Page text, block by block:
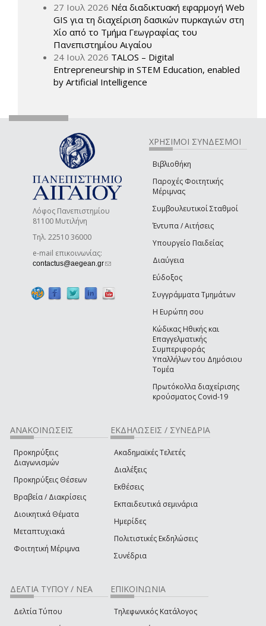
27 Ιουλ 2026 Νέα διαδικτυακή εφαρμογή Web
GIS για τη διαχείριση δασικών πυρκαγιών στη
Χίο από το Τμήμα Γεωγραφίας του
Πανεπιστημίου Αιγαίου
24 Ιουλ 2026 TALOS – Digital
Entrepreneurship in STEM Education, enabled
by Artificial Intelligence
Λόφος Πανεπιστημίου
81100 Μυτιλήνη
Τηλ. 22510 36000
e-mail επικοινωνίας:
contactus@aegean.gr(link sends e-mail)
ΧΡΗΣΙΜΟΙ ΣΥΝΔΕΣΜΟΙ
Βιβλιοθήκη
Παροχές Φοιτητικής
Μέριμνας
Συμβουλευτικοί Σταθμοί
Έντυπα / Αιτήσεις
Υπουργείο Παιδείας
Διαύγεια
Εύδοξος
Συγγράμματα Τμημάτων
Η Ευρώπη σου
Κώδικας Ηθικής και
Επαγγελματικής
Συμπεριφοράς
Υπαλλήλων του Δημόσιου
Τομέα
Πρωτόκολλα διαχείρισης
κρούσματος Covid-19
ΑΝΑΚΟΙΝΩΣΕΙΣ
Προκηρύξεις
Διαγωνισμών
Προκηρύξεις Θέσεων
Βραβεία / Διακρίσεις
Διοικητικά Θέματα
Μεταπτυχιακά
Φοιτητική Μέριμνα
ΕΚΔΗΛΩΣΕΙΣ / ΣΥΝΕΔΡΙΑ
Ακαδημαϊκές Τελετές
Διαλέξεις
Εκθέσεις
Εκπαιδευτικά σεμινάρια
Ημερίδες
Πολιτιστικές Εκδηλώσεις
Συνέδρια
ΔΕΛΤΙΑ ΤΥΠΟΥ / ΝΕΑ
Δελτία Τύπου
ΕΠΙΚΟΙΝΩΝΙΑ
Τηλεφωνικός Κατάλογος